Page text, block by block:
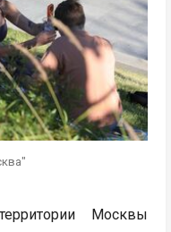
Москвы